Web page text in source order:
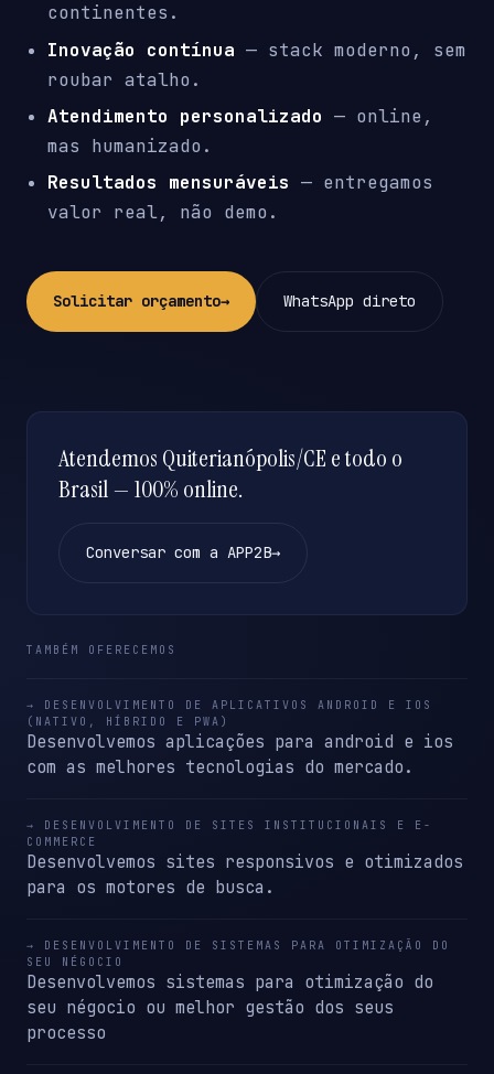
continentes.
Inovação contínua — stack moderno, sem
roubar atalho.
Atendimento personalizado — online,
mas humanizado.
Resultados mensuráveis — entregamos
valor real, não demo.
Solicitar orçamento→ WhatsApp direto
Atendemos Quiterianópolis/CE e todo o
Brasil — 100% online.
Conversar com a APP2B→
TAMBÉM OFERECEMOS
→ DESENVOLVIMENTO DE APLICATIVOS ANDROID E IOS
(NATIVO, HÍBRIDO E PWA)
Desenvolvemos aplicações para android e ios
com as melhores tecnologias do mercado.
→ DESENVOLVIMENTO DE SITES INSTITUCIONAIS E E-
COMMERCE
Desenvolvemos sites responsivos e otimizados
para os motores de busca.
→ DESENVOLVIMENTO DE SISTEMAS PARA OTIMIZAÇÃO DO
SEU NÉGOCIO
Desenvolvemos sistemas para otimização do
seu négocio ou melhor gestão dos seus
processo